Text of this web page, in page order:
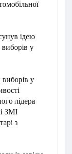
ідею
виборів у
у
лідера
ЗМІ
з